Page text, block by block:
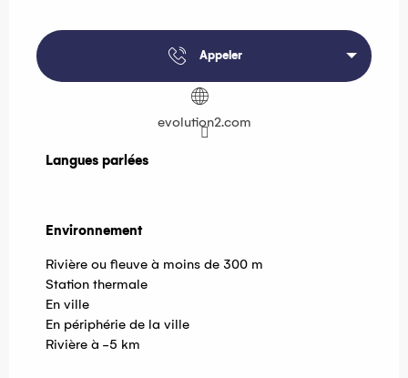
Appeler
evolution2.com
Langues parlées
Langues parlées
Environnement
Environnement
Rivière ou fleuve à moins de 300 m
Station thermale
En ville
En périphérie de la ville
Rivière à -5 km